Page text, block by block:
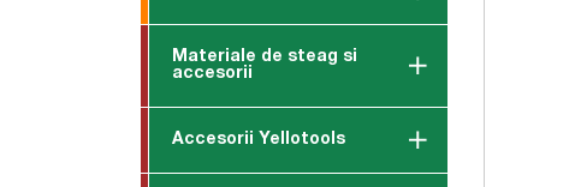
Materiale de steag si
accesorii
Accesorii Yellotools